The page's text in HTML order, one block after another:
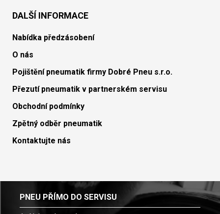
DALŠÍ INFORMACE
Nabídka předzásobení
O nás
Pojištění pneumatik firmy Dobré Pneu s.r.o.
Přezutí pneumatik v partnerském servisu
Obchodní podmínky
Zpětný odběr pneumatik
Kontaktujte nás
PNEU PŘÍMO DO SERVISU